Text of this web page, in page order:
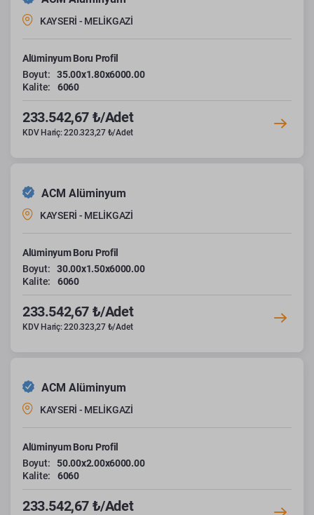
KAYSERİ - MELİKGAZİ
Alüminyum Boru Profil
Boyut:
35.00x1.80x6000.00
Kalite:
6060
233.542,67 ₺/Adet
KDV Hariç: 220.323,27 ₺/Adet
ACM Alüminyum
KAYSERİ - MELİKGAZİ
Alüminyum Boru Profil
Boyut:
30.00x1.50x6000.00
Kalite:
6060
233.542,67 ₺/Adet
KDV Hariç: 220.323,27 ₺/Adet
ACM Alüminyum
KAYSERİ - MELİKGAZİ
Alüminyum Boru Profil
Boyut:
50.00x2.00x6000.00
Kalite:
6060
233.542,67 ₺/Adet